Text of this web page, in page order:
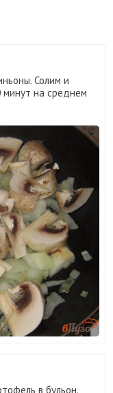
Солим и
на среднем
в бульон.